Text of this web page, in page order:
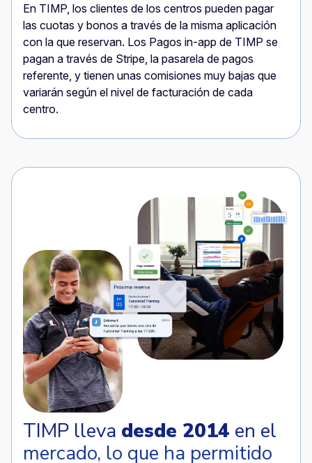
En TIMP, los clientes de los centros pueden pagar
las cuotas y bonos a través de la misma aplicación
con la que reservan. Los Pagos in-app de TIMP se
pagan a través de Stripe, la pasarela de pagos
referente, y tienen unas comisiones muy bajas que
variarán según el nivel de facturación de cada
centro.
TIMP lleva desde 2014 en el
mercado, lo que ha permitido